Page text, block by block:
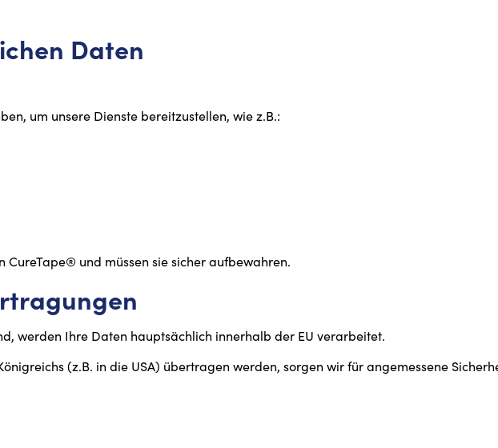
Daten
um unsere Dienste bereitzustellen, wie z.B.:
und müssen sie sicher aufbewahren.
werden Ihre Daten hauptsächlich innerhalb der EU verarbeitet.
(z.B. in die USA) übertragen werden, sorgen wir für angemessene